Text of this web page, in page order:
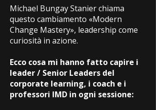
Michael Bungay Stanier chiama
questo cambiamento «Modern
Change Mastery», leadership come
curiosità in azione.
Ecco cosa mi hanno fatto capire i
leader / Senior Leaders del
corporate learning, i coach e i
professori IMD in ogni sessione: